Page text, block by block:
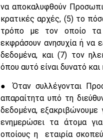
να αποκαλυφθούν
κρατικές αρχές, (5) το
τρόπο με τον οποίο τα
εκφράσουν ανησυχία ή να
δεδομένα, και (7) τον
όπου αυτό είναι δυνατό
● Όταν συλλέγονται
απαραίτητα υπό τη
δεδομένα,
ενημερώσει τα άτομα
οποίους η εταιρία